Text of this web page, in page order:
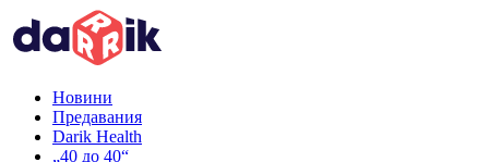
Новини
Предавания
Darik Health
„40 до 40“